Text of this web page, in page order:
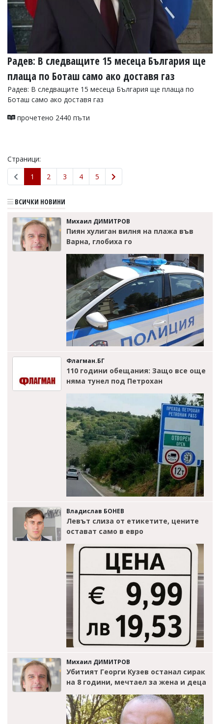
Радев: В следващите 15 месеца България ще
плаща по Боташ само ако доставя газ
Радев: В следващите 15 месеца България ще плаща по
Боташ само ако доставя газ
прочетено 2440 пъти
Страници:
1
2 3 4 5
ВСИЧКИ НОВИНИ
Михаил ДИМИТРОВ
Пиян хулиган вилня на плажа във
Варна, глобиха го
Флагман.БГ
110 години обещания: Защо все още
няма тунел под Петрохан
Владислав БОНЕВ
Левът слиза от етикетите, цените
остават само в евро
Михаил ДИМИТРОВ
Убитият Георги Кузев останал сирак
на 8 години, мечтаел за жена и деца